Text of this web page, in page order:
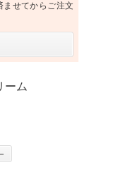
ませてからご注文
ーム
－